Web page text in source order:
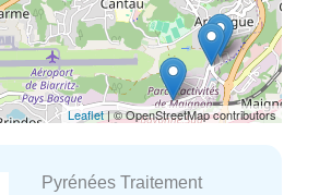
Leaflet| © OpenStreetMap contributors
Pyrénées Traitement